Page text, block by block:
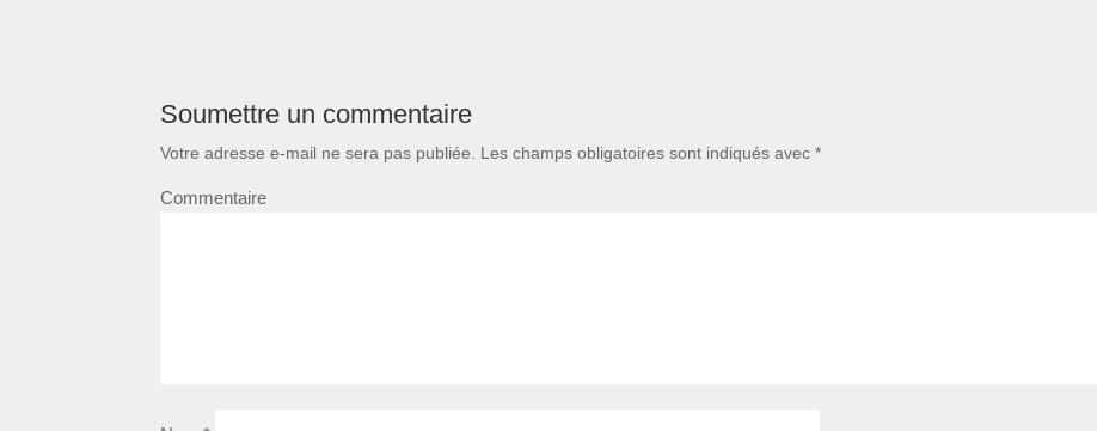
Soumettre un commentaire
Votre adresse e-mail ne sera pas publiée. Les champs obligatoires sont indiqués avec*
Commentaire